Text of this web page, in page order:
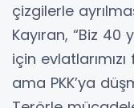
çizgilerle
Kayıran, “Biz 40
için
ama PKK’ya